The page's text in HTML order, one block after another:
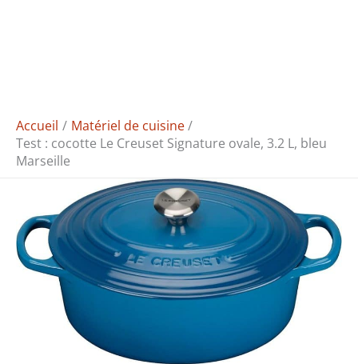
Accueil
Matériel de cuisine
Test : cocotte Le Creuset Signature ovale, 3.2 L, bleu
Marseille